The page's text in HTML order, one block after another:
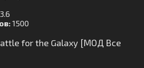
3.6
1500
for the Galaxy [МОД Все